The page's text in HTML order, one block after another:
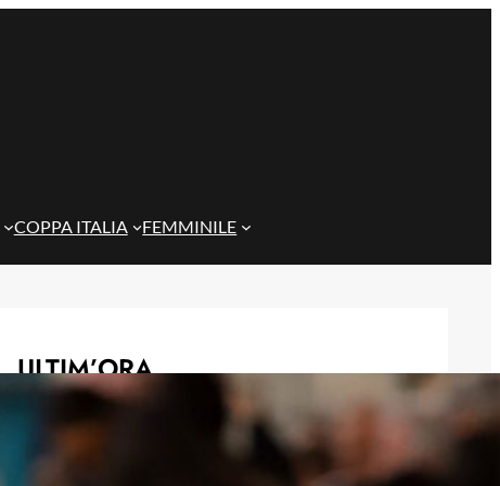
COPPA ITALIA FEMMINILE
ULTIM’ORA
Futuro lontano da Torino per l’ex
Cagliari Rugani: due club di Serie A